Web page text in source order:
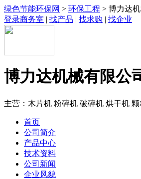
绿色节能环保网 > 环保工程 > 博力达
登录商务室 | 找产品 | 找求购 | 找企业
博力达机械有限公
主营：木片机 粉碎机 破碎机 烘干机
首页
公司简介
产品中心
技术资料
公司新闻
企业风貌